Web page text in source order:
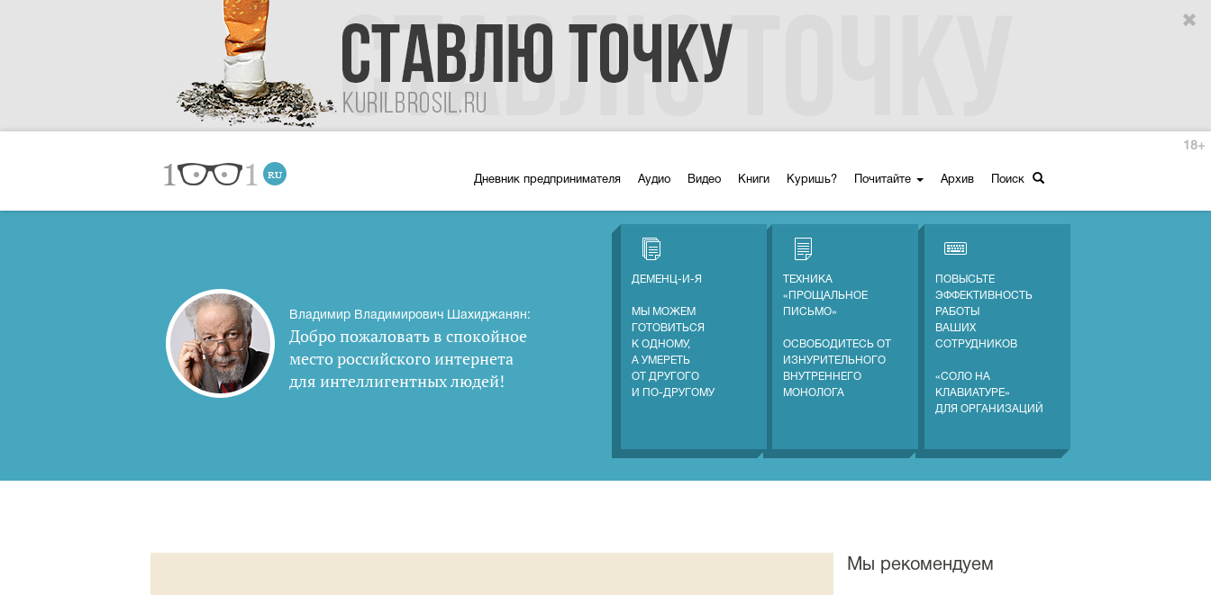
Дневник предпринимателя Аудио Видео Книги Куришь? Почитайте Архив Поиск
18+
Владимир Владимирович Шахиджанян:
Добро пожаловать в спокойное
место российского интернета
для интеллигентных людей!
ДЕМЕНЦ-И-Я
МЫ МОЖЕМ
ГОТОВИТЬСЯ
К ОДНОМУ,
А УМЕРЕТЬ
ОТ ДРУГОГО
И ПО-ДРУГОМУ
ТЕХНИКА
«ПРОЩАЛЬНОЕ
ПИСЬМО»
ОСВОБОДИТЕСЬ ОТ
ИЗНУРИТЕЛЬНОГО
ВНУТРЕННЕГО
МОНОЛОГА
ПОВЫСЬТЕ
ЭФФЕКТИВНОСТЬ
РАБОТЫ
ВАШИХ
СОТРУДНИКОВ
«СОЛО НА
КЛАВИАТУРЕ»
ДЛЯ ОРГАНИЗАЦИЙ
Мы рекомендуем